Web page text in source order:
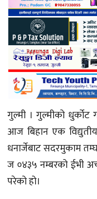
गुल्मी । गुल्मीको धुर्कोट
आज बिहान एक
धनार्जेबाट सदरमुकाम
ज ०४३५ नम्बरको ईभी
परेको हो।